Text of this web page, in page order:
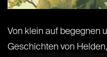
Von klein auf begegnen
Geschichten von